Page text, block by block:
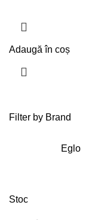
Filter by Brand
Eglo
Stoc
Adaugă în coș